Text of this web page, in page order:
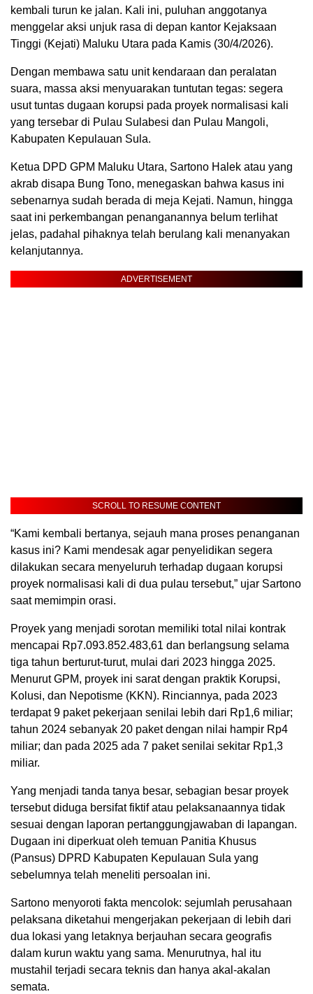
kembali turun ke jalan. Kali ini, puluhan anggotanya
menggelar aksi unjuk rasa di depan kantor Kejaksaan
Tinggi (Kejati) Maluku Utara pada Kamis (30/4/2026).
Dengan membawa satu unit kendaraan dan peralatan
suara, massa aksi menyuarakan tuntutan tegas: segera
usut tuntas dugaan korupsi pada proyek normalisasi kali
yang tersebar di Pulau Sulabesi dan Pulau Mangoli,
Kabupaten Kepulauan Sula.
Ketua DPD GPM Maluku Utara, Sartono Halek atau yang
akrab disapa Bung Tono, menegaskan bahwa kasus ini
sebenarnya sudah berada di meja Kejati. Namun, hingga
saat ini perkembangan penanganannya belum terlihat
jelas, padahal pihaknya telah berulang kali menanyakan
kelanjutannya.
ADVERTISEMENT
SCROLL TO RESUME CONTENT
“Kami kembali bertanya, sejauh mana proses penanganan
kasus ini? Kami mendesak agar penyelidikan segera
dilakukan secara menyeluruh terhadap dugaan korupsi
proyek normalisasi kali di dua pulau tersebut,” ujar Sartono
saat memimpin orasi.
Proyek yang menjadi sorotan memiliki total nilai kontrak
mencapai Rp7.093.852.483,61 dan berlangsung selama
tiga tahun berturut-turut, mulai dari 2023 hingga 2025.
Menurut GPM, proyek ini sarat dengan praktik Korupsi,
Kolusi, dan Nepotisme (KKN). Rinciannya, pada 2023
terdapat 9 paket pekerjaan senilai lebih dari Rp1,6 miliar;
tahun 2024 sebanyak 20 paket dengan nilai hampir Rp4
miliar; dan pada 2025 ada 7 paket senilai sekitar Rp1,3
miliar.
Yang menjadi tanda tanya besar, sebagian besar proyek
tersebut diduga bersifat fiktif atau pelaksanaannya tidak
sesuai dengan laporan pertanggungjawaban di lapangan.
Dugaan ini diperkuat oleh temuan Panitia Khusus
(Pansus) DPRD Kabupaten Kepulauan Sula yang
sebelumnya telah meneliti persoalan ini.
Sartono menyoroti fakta mencolok: sejumlah perusahaan
pelaksana diketahui mengerjakan pekerjaan di lebih dari
dua lokasi yang letaknya berjauhan secara geografis
dalam kurun waktu yang sama. Menurutnya, hal itu
mustahil terjadi secara teknis dan hanya akal-akalan
semata.